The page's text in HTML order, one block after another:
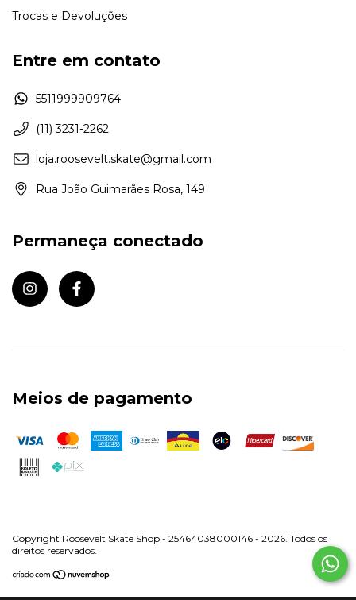
Trocas e Devoluções
Entre em contato
5511999909764
(11) 3231-2262
loja.roosevelt.skate@gmail.com
Rua João Guimarães Rosa, 149
Permaneça conectado
Meios de pagamento
Copyright Roosevelt Skate Shop - 25464038000146 - 2026. Todos os
direitos reservados.